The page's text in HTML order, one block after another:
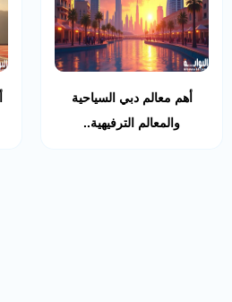
أهم معالم دبي السياحية
والمعالم الترفيهية..